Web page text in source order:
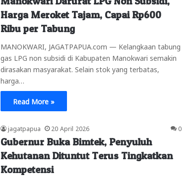
Harga Meroket Tajam, Capai Rp600
Ribu per Tabung
MANOKWARI, JAGATPAPUA.com — Kelangkaan tabung
gas LPG non subsidi di Kabupaten Manokwari semakin
dirasakan masyarakat. Selain stok yang terbatas,
harga…
Read More »
jagatpapua 20 April 2026 0
Gubernur Buka Bimtek, Penyuluh
Kehutanan Dituntut Terus Tingkatkan
Kompetensi